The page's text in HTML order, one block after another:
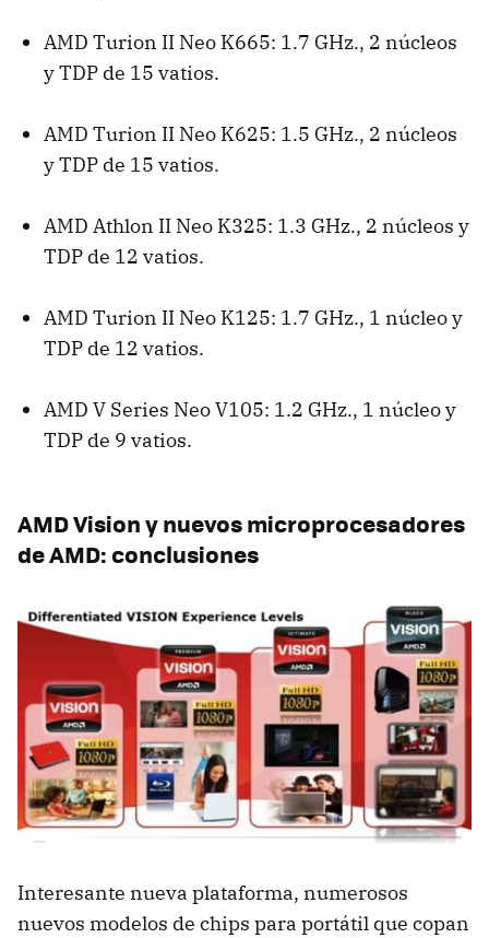
AMD Turion II Neo K665: 1.7 GHz., 2 núcleos
yTDP de 15 vatios.
AMD Turion II Neo K625: 1.5 GHz., 2 núcleos
yTDP de 15 vatios.
AMD Athlon II Neo K325: 1.3 GHz., 2 núcleos y
TDP de 12 vatios.
AMD Turion II Neo K125: 1.7 GHz., 1 núcleo y
TDP de 12 vatios.
AMD V Series Neo V105: 1.2 GHz., 1 núcleo y
TDP de 9 vatios.
AMDVision y nuevos microprocesadores
de AMD: conclusiones
Interesante nueva plataforma, numerosos
nuevos modelos de chips para portátil que copan